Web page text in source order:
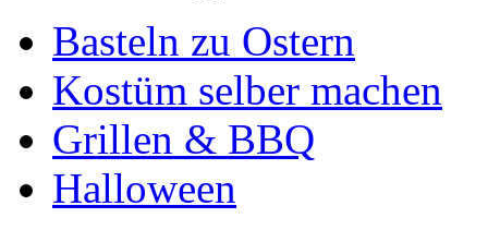
Basteln zu Ostern
Kostüm selber machen
Grillen & BBQ
Halloween